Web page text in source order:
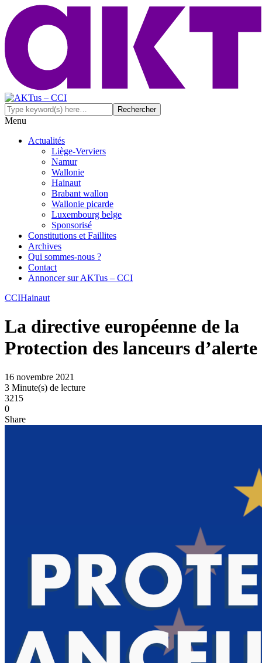
Menu
Actualités
Liège-Verviers
Namur
Wallonie
Hainaut
Brabant wallon
Wallonie picarde
Luxembourg belge
Sponsorisé
Constitutions et Faillites
Archives
Qui sommes-nous ?
Contact
Annoncer sur AKTus – CCI
CCIHainaut
La directive européenne de la
Protection des lanceurs d’alerte
16 novembre 2021
3 Minute(s) de lecture
3215
0
Share